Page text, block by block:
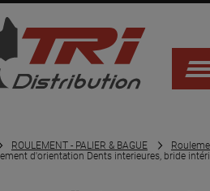
ROULEMENT - PALIER & BAGUE
d'orientation Dents interieures, bride